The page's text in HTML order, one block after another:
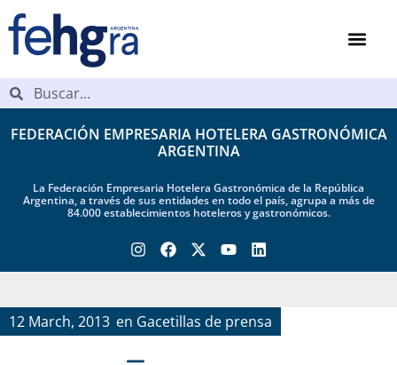
FEDERACIÓN EMPRESARIA HOTELERA GASTRONÓMICA
ARGENTINA
La Federación Empresaria Hotelera Gastronómica de la República
Argentina, a través de sus entidades en todo el país, agrupa a más de
84.000 establecimientos hoteleros y gastronómicos.
12 March, 2013 en Gacetillas de prensa